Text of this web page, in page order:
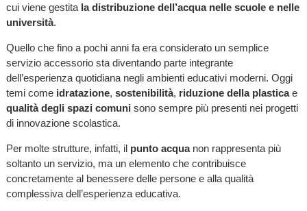
cui viene gestita la distribuzione dell’acqua nelle scuole e nelle
università.
Quello che fino a pochi anni fa era considerato un semplice
servizio accessorio sta diventando parte integrante
dell’esperienza quotidiana negli ambienti educativi moderni. Oggi
temi come idratazione, sostenibilità, riduzione della plasticae
qualità degli spazi comuni sono sempre più presenti nei progetti
di innovazione scolastica.
Per molte strutture, infatti, il punto acquanon rappresenta più
soltanto un servizio, ma un elemento che contribuisce
concretamente al benessere delle persone e alla qualità
complessiva dell’esperienza educativa.